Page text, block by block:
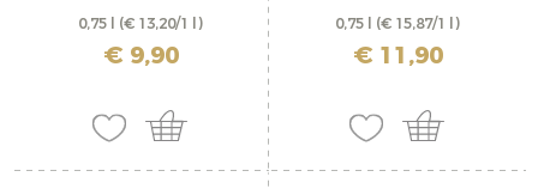
0,75 l (€ 13,20/1 l)
inkl. MwSt. zzgl. Versandkosten
€ 9,90
0,75 l (€ 15,87/1 l)
inkl. MwSt. zzgl. Versandkosten
€ 11,90